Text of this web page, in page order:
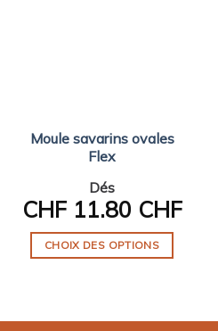
Moule savarins ovales
Flex
Dés
CHF11.80 CHF
CHOIX DES OPTIONS